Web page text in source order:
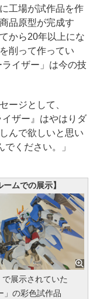
工場が試作品を作
品原型が完成す
から20年以上にな
削って作ってい
イザー」は今の技
ージとして、
イザー』はやはりダ
んで欲しいと思い
でください。」
ムでの展示】
で展示されていた
」の彩色試作品